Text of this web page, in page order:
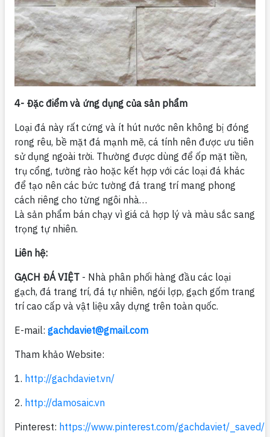
4- Đặc điểm và ứng dụng của sản phẩm
Loại đá này rất cứng và ít hút nước nên không bị đóng
rong rêu, bề mặt đá mạnh mẽ, cá tính nên được ưu tiên
sử dụng ngoài trời. Thường được dùng để ốp mặt tiền,
trụ cổng, tường rào hoặc kết hợp với các loại đá khác
để tạo nên các bức tường đá trang trí mang phong
cách riêng cho từng ngôi nhà…
Là sản phẩm bán chạy vì giá cả hợp lý và màu sắc sang
trọng tự nhiên.
Liên hệ:
GẠCH ĐÁ VIỆT - Nhà phân phối hàng đầu các loại
gạch, đá trang trí, đá tự nhiên, ngói lợp, gạch gốm trang
trí cao cấp và vật liệu xây dựng trên toàn quốc.
E-mail: gachdaviet@gmail.com
Tham khảo Website:
1. http://gachdaviet.vn/
2. http://damosaic.vn
Pinterest: https://www.pinterest.com/gachdaviet/_saved/